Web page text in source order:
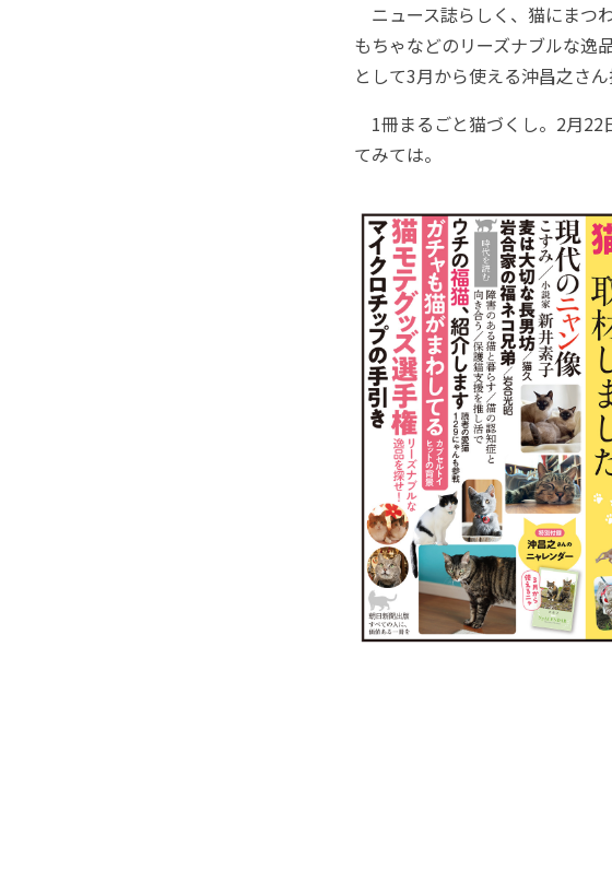
ニュース誌らしく、猫にまつ
もちゃなどのリーズナブルな
として3月から使える沖昌之さ
1冊まるごと猫づくし。2月22
てみては。